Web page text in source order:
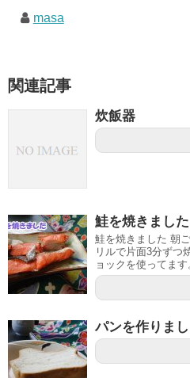
masa
関連記事
炊飯器
鮭を焼きました
鮭を焼きました 朝
リルで片面3分ずつ
ョックを使ってま
パンを作りま